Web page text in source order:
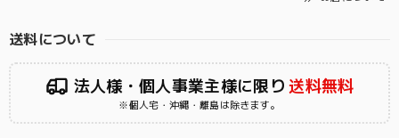
送料について
法人様・個人事業主様に限り 送料無料
※個人宅・沖縄・離島は除きます。